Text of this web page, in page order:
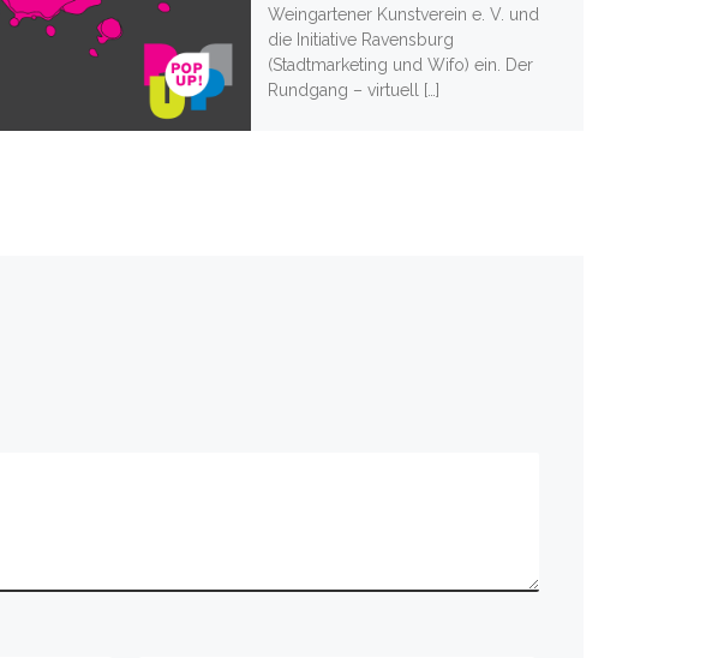
Weingartener Kunstverein e. V. und
die Initiative Ravensburg
(Stadtmarketing und Wifo) ein. Der
Rundgang – virtuell […]